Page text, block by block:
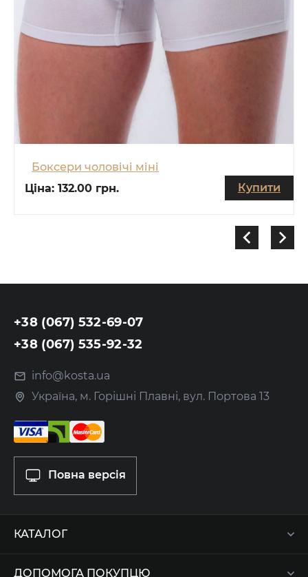
Боксери чоловічі міні
Ціна: 132.00 грн. Купити
+38 (067) 532-69-07
+38 (067) 535-92-32
info@kosta.ua
Україна, м. Горішні Плавні, вул. Портова 13
Повна версія
КАТАЛОГ
ДОПОМОГА ПОКУПЦЮ